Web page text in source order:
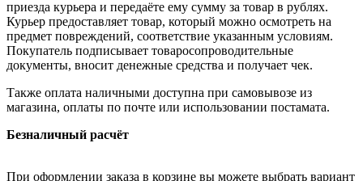
приезда курьера и передаёте ему сумму за товар в рублях.
Курьер предоставляет товар, который можно осмотреть на
предмет повреждений, соответствие указанным условиям.
Покупатель подписывает товаросопроводительные
документы, вносит денежные средства и получает чек.
Также оплата наличными доступна при самовывозе из
магазина, оплаты по почте или использовании постамата.
Безналичный расчёт
При оформлении заказа в корзине вы можете выбрать вариант